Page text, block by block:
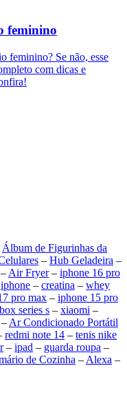
feminino
feminino? Se não, esse
com dicas e
Álbum de Figurinhas da
– Hub Geladeira –
– Air Fryer– iphone 16 pro
iphone – creatina – whey
pro max – iphone 15 pro
series s – xiaomi –
Ar Condicionado Portátil
redmi note 14 – tenis nike
– ipad – guarda roupa –
de Cozinha – Alexa –